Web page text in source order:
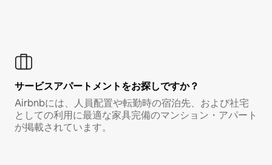
サービスアパートメントをお探しですか？
Airbnbには、人員配置や転勤時の宿泊先、および社宅
としての利用に最適な家具完備のマンション・アパート
が掲載されています。